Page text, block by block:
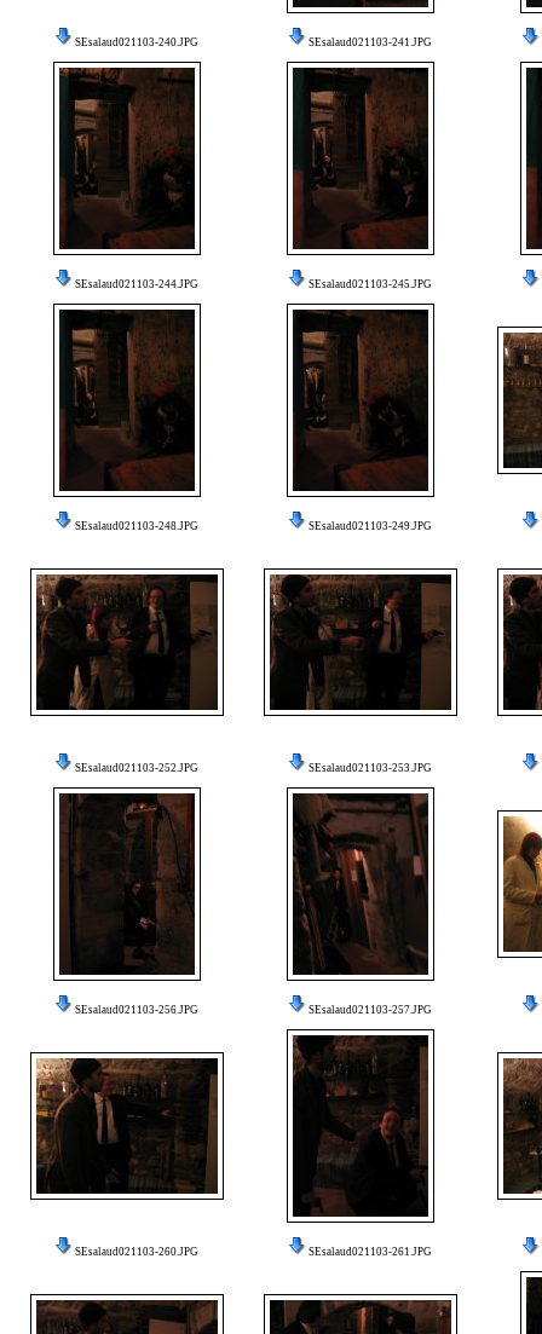
SEsalaud021103-240.JPG SEsalaud021103-241.JPG
SEsalaud021103-244.JPG SEsalaud021103-245.JPG
SEsalaud021103-248.JPG SEsalaud021103-249.JPG
SEsalaud021103-252.JPG SEsalaud021103-253.JPG
SEsalaud021103-256.JPG SEsalaud021103-257.JPG
SEsalaud021103-260.JPG SEsalaud021103-261.JPG